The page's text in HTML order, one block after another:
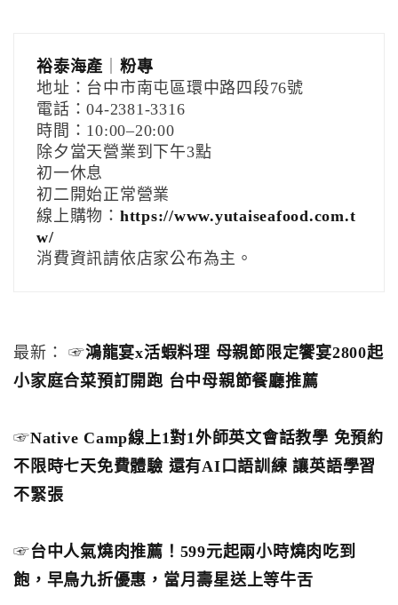
裕泰海產
粉專
地址：台中市南屯區環中路四段76號
電話：04-2381-3316
時間：10:00–20:00
除夕當天營業到下午3點
初一休息
初二開始正常營業
線上購物： https://www.yutaiseafood.com.t
w/
消費資訊請依店家公布為主。
最新： ☞鴻龍宴x活蝦料理 母親節限定饗宴2800起
小家庭合菜預訂開跑 台中母親節餐廳推薦
☞Native Camp線上1對1外師英文會話教學 免預約
不限時七天免費體驗 還有AI口語訓練 讓英語學習
不緊張
☞台中人氣燒肉推薦！599元起兩小時燒肉吃到
飽，早鳥九折優惠，當月壽星送上等牛舌